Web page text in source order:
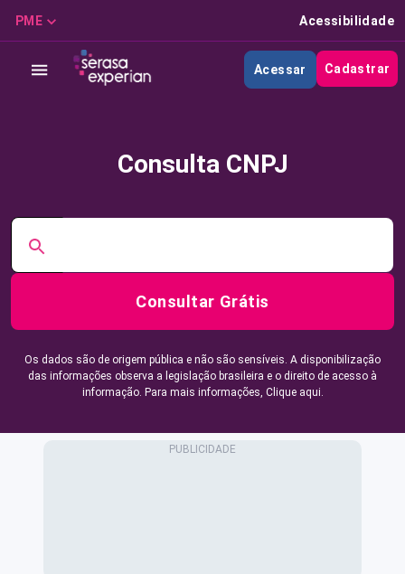
PME Acessibilidade
Acessar Cadastrar
Consulta CNPJ
Consultar Grátis
Os dados são de origem pública e não são sensíveis. A disponibilização
das informações observa a legislação brasileira e o direito de acesso à
informação. Para mais informações, Clique aqui.